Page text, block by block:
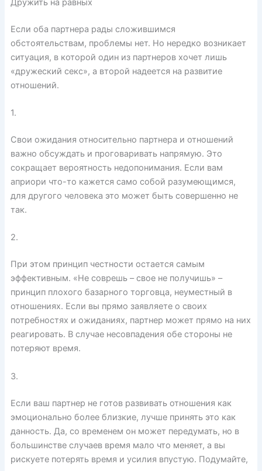
Дружить на равных
Если оба партнера рады сложившимся
обстоятельствам, проблемы нет. Но нередко возникает
ситуация, в которой один из партнеров хочет лишь
«дружеский секс», а второй надеется на развитие
отношений.
1.
Свои ожидания относительно партнера и отношений
важно обсуждать и проговаривать напрямую. Это
сокращает вероятность недопонимания. Если вам
априори что-то кажется само собой разумеющимся,
для другого человека это может быть совершенно не
так.
2.
При этом принцип честности остается самым
эффективным. «Не соврешь – свое не получишь» –
принцип плохого базарного торговца, неуместный в
отношениях. Если вы прямо заявляете о своих
потребностях и ожиданиях, партнер может прямо на них
реагировать. В случае несовпадения обе стороны не
потеряют время.
3.
Если ваш партнер не готов развивать отношения как
эмоционально более близкие, лучше принять это как
данность. Да, со временем он может передумать, но в
большинстве случаев время мало что меняет, а вы
рискуете потерять время и усилия впустую. Подумайте,